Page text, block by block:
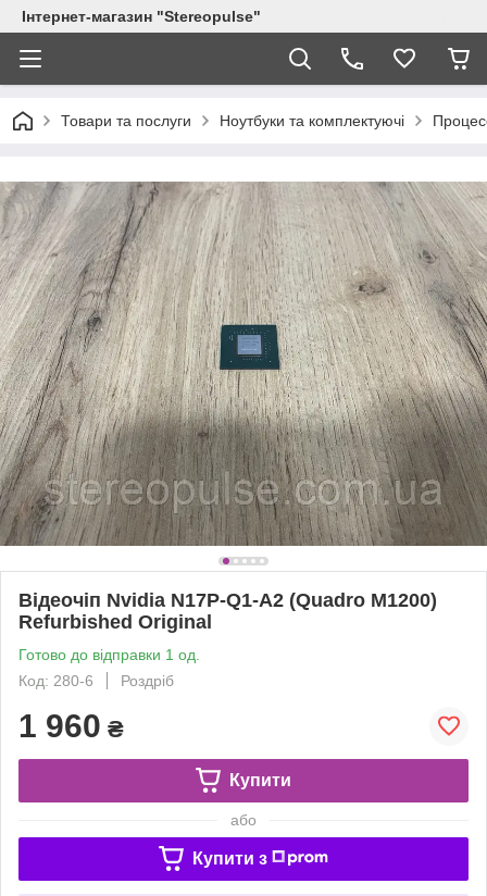
Інтернет-магазин "Stereopulse"
Товари та послуги Ноутбуки та комплектуючі
Відеочіп Nvidia N17P-Q1-A2 (Quadro M1200)
Refurbished Original
Готово до відправки 1 од.
Код: 280-6
Роздріб
1 960 ₴
Купити
або
Купити з